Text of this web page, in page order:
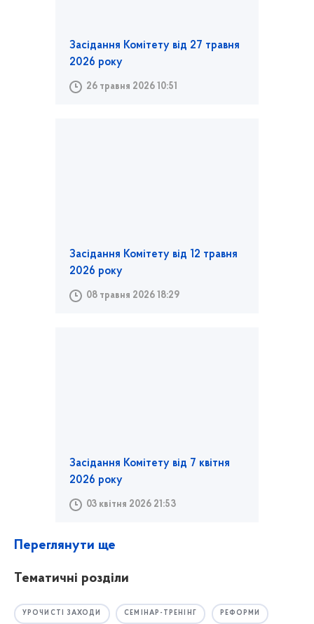
Засідання Комітету від 27 травня
2026 року
26 травня 2026 10:51
Засідання Комітету від 12 травня
2026 року
08 травня 2026 18:29
Засідання Комітету від 7 квітня
2026 року
03 квітня 2026 21:53
Переглянути ще
Тематичні розділи
УРОЧИСТІ ЗАХОДИ СЕМІНАР-ТРЕНІНГ РЕФОРМИ